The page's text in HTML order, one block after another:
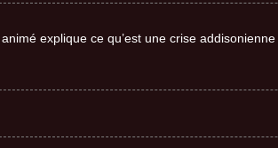
explique ce qu’est une crise